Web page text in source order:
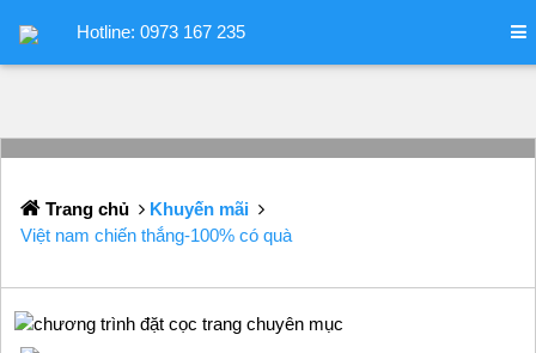
Hotline: 0973 167 235
Trang chủ
Khuyến mãi
Việt nam chiến thắng-100% có quà